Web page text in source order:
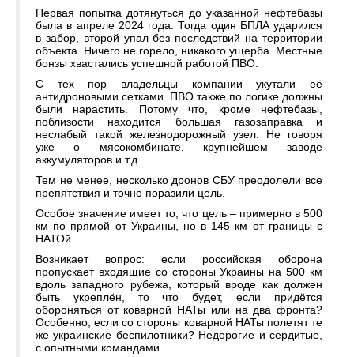
Первая попытка дотянуться до указанной нефтебазы
была в апреле 2024 года. Тогда один БПЛА ударился
в забор, второй упал без последствий на территории
объекта. Ничего не горело, никакого ущерба. Местные
бонзы хвастались успешной работой ПВО.
С тех пор владельцы компании укутали её
антидроновыми сетками. ПВО также по логике должны
были нарастить. Потому что, кроме нефтебазы,
поблизости находится большая газозаправка и
неслабый такой железнодорожный узел. Не говоря
уже о мясокомбинате, крупнейшем заводе
аккумуляторов и т.д.
Тем не менее, несколько дронов СБУ преодолели все
препятствия и точно поразили цель.
Особое значение имеет то, что цель – примерно в 500
км по прямой от Украины, но в 145 км от границы с
НАТОй.
Возникает вопрос: если российская оборона
пропускает входящие со стороны Украины на 500 км
вдоль западного рубежа, который вроде как должен
быть укреплён, то что будет, если придётся
обороняться от коварной НАТы или на два фронта?
Особенно, если со стороны коварной НАТы полетят те
же украинские беспилотники? Недорогие и сердитые,
с опытными командами.